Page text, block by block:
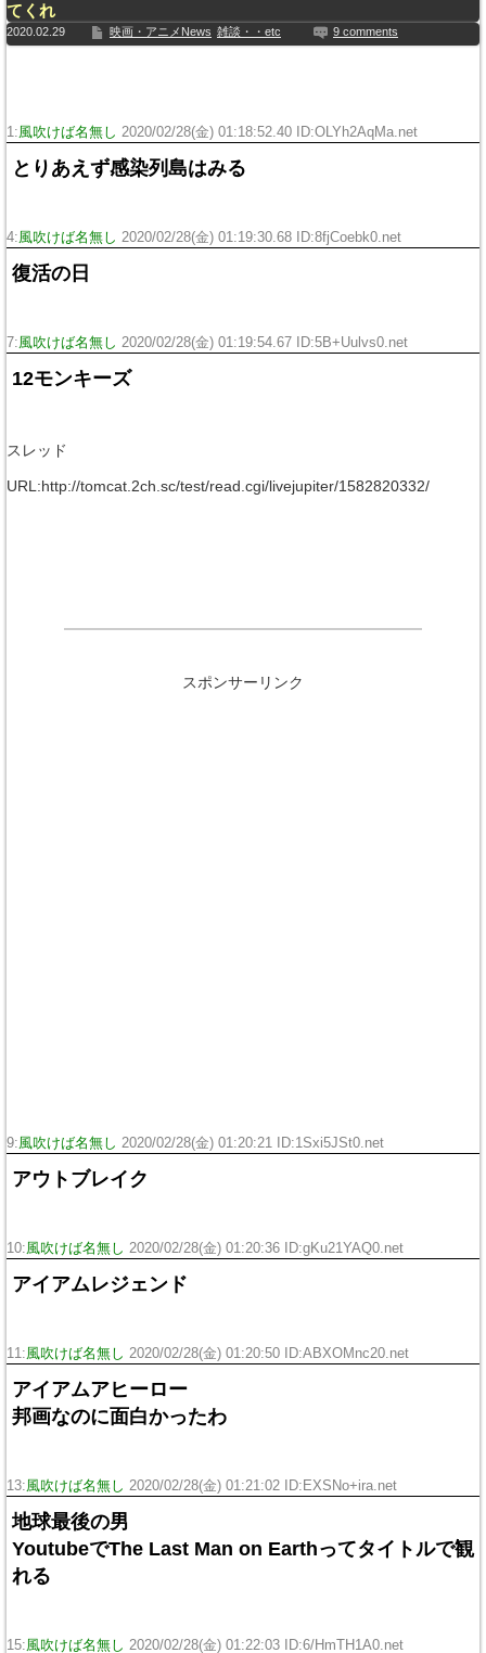
てくれ
2020.02.29 映画・アニメNews 雑談・・etc 9 comments
1:風吹けば名無し 2020/02/28(金) 01:18:52.40 ID:OLYh2AqMa.net
とりあえず感染列島はみる
4:風吹けば名無し 2020/02/28(金) 01:19:30.68 ID:8fjCoebk0.net
復活の日
7:風吹けば名無し 2020/02/28(金) 01:19:54.67 ID:5B+Uulvs0.net
12モンキーズ
スレッド
URL:http://tomcat.2ch.sc/test/read.cgi/livejupiter/1582820332/
スポンサーリンク
9:風吹けば名無し 2020/02/28(金) 01:20:21 ID:1Sxi5JSt0.net
アウトブレイク
10:風吹けば名無し 2020/02/28(金) 01:20:36 ID:gKu21YAQ0.net
アイアムレジェンド
11:風吹けば名無し 2020/02/28(金) 01:20:50 ID:ABXOMnc20.net
アイアムアヒーロー
邦画なのに面白かったわ
13:風吹けば名無し 2020/02/28(金) 01:21:02 ID:EXSNo+ira.net
地球最後の男
YoutubeでThe Last Man on Earthってタイトルで観
れる
15:風吹けば名無し 2020/02/28(金) 01:22:03 ID:6/HmTH1A0.net